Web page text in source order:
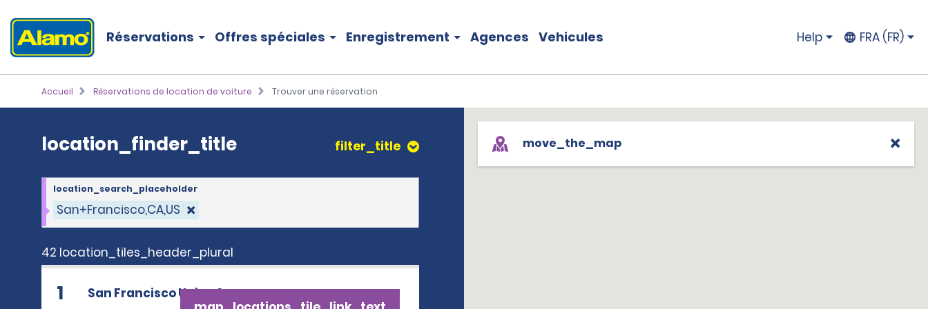
Réservations Offres spéciales Enregistrement Agences Vehicules Help FRA (FR)
Accueil Réservations de location de voiture Trouver une réservation
location_finder_title filter_title
San+Francisco,CA,US
location_search_placeholder
42 location_tiles_header_plural
1 San Francisco Union Square
move_the_map